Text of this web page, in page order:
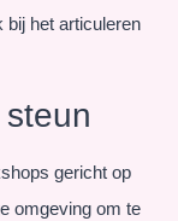
bij het articuleren
gericht op
omgeving om te